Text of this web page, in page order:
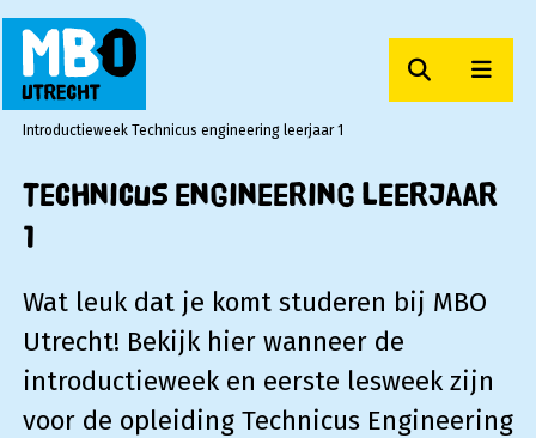
MBO Utrecht
Zoeken
Introductieweek Technicus engineering leerjaar 1
Technicus engineering leerjaar
1
Wat leuk dat je komt studeren bij MBO
Utrecht! Bekijk hier wanneer de
introductieweek en eerste lesweek zijn
voor de opleiding Technicus Engineering